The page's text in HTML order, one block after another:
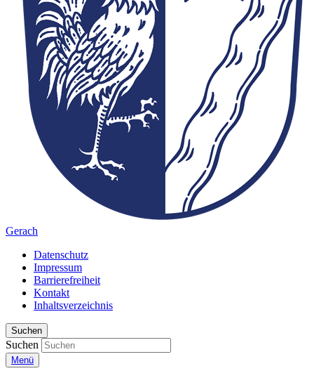
Gerach
Datenschutz
Impressum
Barrierefreiheit
Kontakt
Inhaltsverzeichnis
Suchen
Suchen
Menü